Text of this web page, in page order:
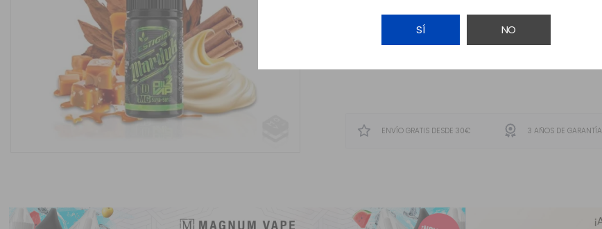
SÍ NO
ENVÍO GRATIS DESDE 30€ 3 AÑOS DE GARANTÍA